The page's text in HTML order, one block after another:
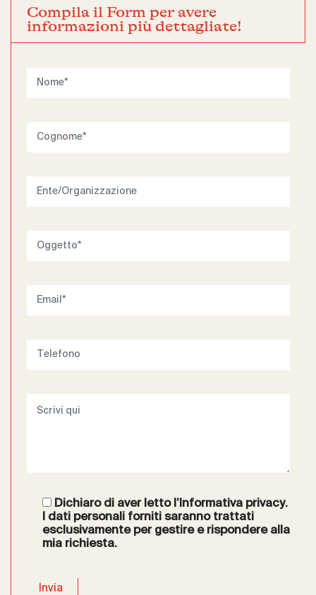
Compila il Form per avere
informazioni più dettagliate!
Dichiaro di aver letto l’Informativa privacy.
I dati personali forniti saranno trattati
esclusivamente per gestire e rispondere alla
mia richiesta.